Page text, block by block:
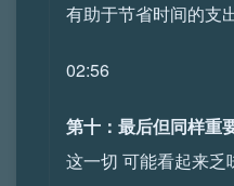
有助于节省时间的支
02:56
第十：最后但同样重
这一切 可能看起来